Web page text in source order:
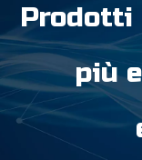
Prodotti
più